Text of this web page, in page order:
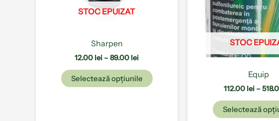
STOC EPUIZAT
Sharpen
12.00 lei – 89.00 lei
Selectează opțiunile
STOC
Equip
112.00 lei –
Selectează